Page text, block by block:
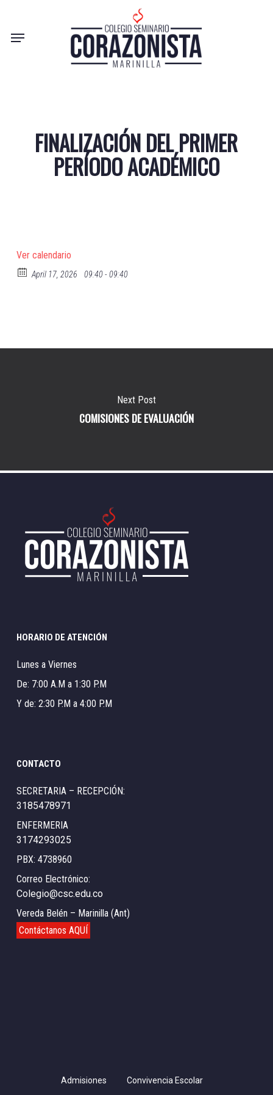
mainMenu
FINALIZACIÓN DEL PRIMER
PERÍODO ACADÉMICO
Ver calendario
April 17, 2026 09:40 - 09:40
Next Post
COMISIONES DE EVALUACIÓN
HORARIO DE ATENCIÓN
Lunes a Viernes
De: 7:00 A.M a 1:30 P.M
Y de: 2:30 P.M a 4:00 P.M
CONTACTO
SECRETARIA – RECEPCIÓN:
3185478971
ENFERMERIA
3174293025
PBX: 4738960
Correo Electrónico:
Colegio@csc.edu.co
Vereda Belén – Marinilla (Ant)
Contáctanos AQUÍ
Admisiones Convivencia Escolar